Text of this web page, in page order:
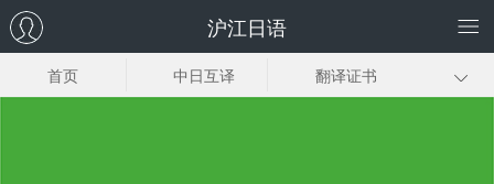
沪江日语
首页 中日互译 翻译证书